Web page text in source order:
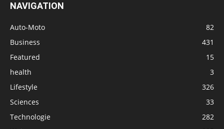
NAVIGATION
Auto-Moto
82
Business
431
Featured
15
health
3
Lifestyle
326
Sciences
33
Technologie
282